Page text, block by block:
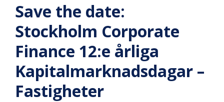
Save the date:
Stockholm Corporate
Finance 12:e årliga
Kapitalmarknadsdagar –
Fastigheter